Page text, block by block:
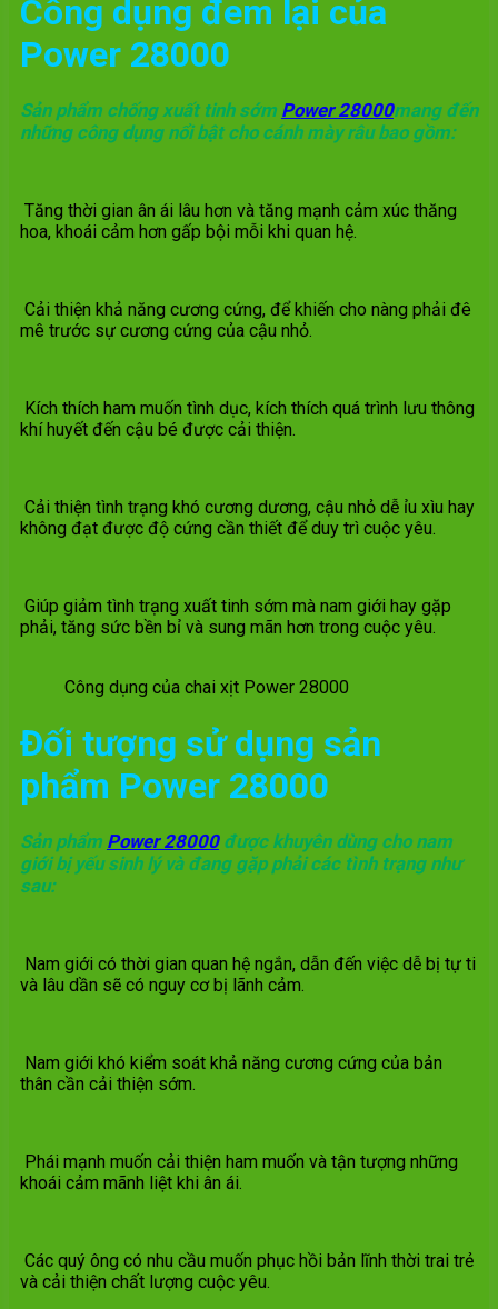
Công dụng đem lại của
Power 28000
Sản phẩm chống xuất tinh sớm Power 28000mang đến
những công dụng nổi bật cho cánh mày râu bao gồm:
Tăng thời gian ân ái lâu hơn và tăng mạnh cảm xúc thăng
hoa, khoái cảm hơn gấp bội mỗi khi quan hệ.
Cải thiện khả năng cương cứng, để khiến cho nàng phải đê
mê trước sự cương cứng của cậu nhỏ.
Kích thích ham muốn tình dục, kích thích quá trình lưu thông
khí huyết đến cậu bé được cải thiện.
Cải thiện tình trạng khó cương dương, cậu nhỏ dễ ỉu xìu hay
không đạt được độ cứng cần thiết để duy trì cuộc yêu.
Giúp giảm tình trạng xuất tinh sớm mà nam giới hay gặp
phải, tăng sức bền bỉ và sung mãn hơn trong cuộc yêu.
Công dụng của chai xịt Power 28000
Đối tượng sử dụng sản
phẩm Power 28000
Sản phẩm Power 28000được khuyên dùng cho nam
giới bị yếu sinh lý và đang gặp phải các tình trạng như
sau:
Nam giới có thời gian quan hệ ngắn, dẫn đến việc dễ bị tự ti
và lâu dần sẽ có nguy cơ bị lãnh cảm.
Nam giới khó kiểm soát khả năng cương cứng của bản
thân cần cải thiện sớm.
Phái mạnh muốn cải thiện ham muốn và tận tượng những
khoái cảm mãnh liệt khi ân ái.
Các quý ông có nhu cầu muốn phục hồi bản lĩnh thời trai trẻ
và cải thiện chất lượng cuộc yêu.